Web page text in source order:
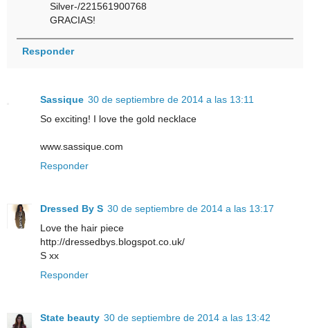
Silver-/221561900768
GRACIAS!
Responder
Sassique 30 de septiembre de 2014 a las 13:11
So exciting! I love the gold necklace
www.sassique.com
Responder
Dressed By S 30 de septiembre de 2014 a las 13:17
Love the hair piece
http://dressedbys.blogspot.co.uk/
S xx
Responder
State beauty 30 de septiembre de 2014 a las 13:42